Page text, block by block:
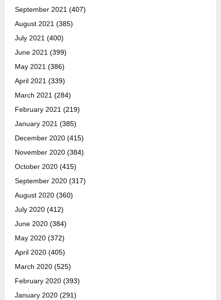
September 2021 (407)
August 2021 (385)
July 2021 (400)
June 2021 (399)
May 2021 (386)
April 2021 (339)
March 2021 (284)
February 2021 (219)
January 2021 (385)
December 2020 (415)
November 2020 (384)
October 2020 (415)
September 2020 (317)
August 2020 (360)
July 2020 (412)
June 2020 (384)
May 2020 (372)
April 2020 (405)
March 2020 (525)
February 2020 (393)
January 2020 (291)